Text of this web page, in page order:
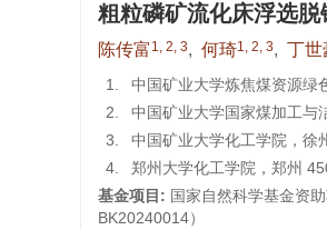
粗粒磷矿流化床浮选脱
陈传富 1, 2, 3, 何琦1, 2, 3, 丁世
1.
中国矿业大学炼焦煤资源绿
2.
中国矿业大学国家煤加工与
3.
中国矿业大学化工学院，徐
4.
郑州大学化工学院，郑州
基金项目: 国家自然科学基金资
BK20240014）